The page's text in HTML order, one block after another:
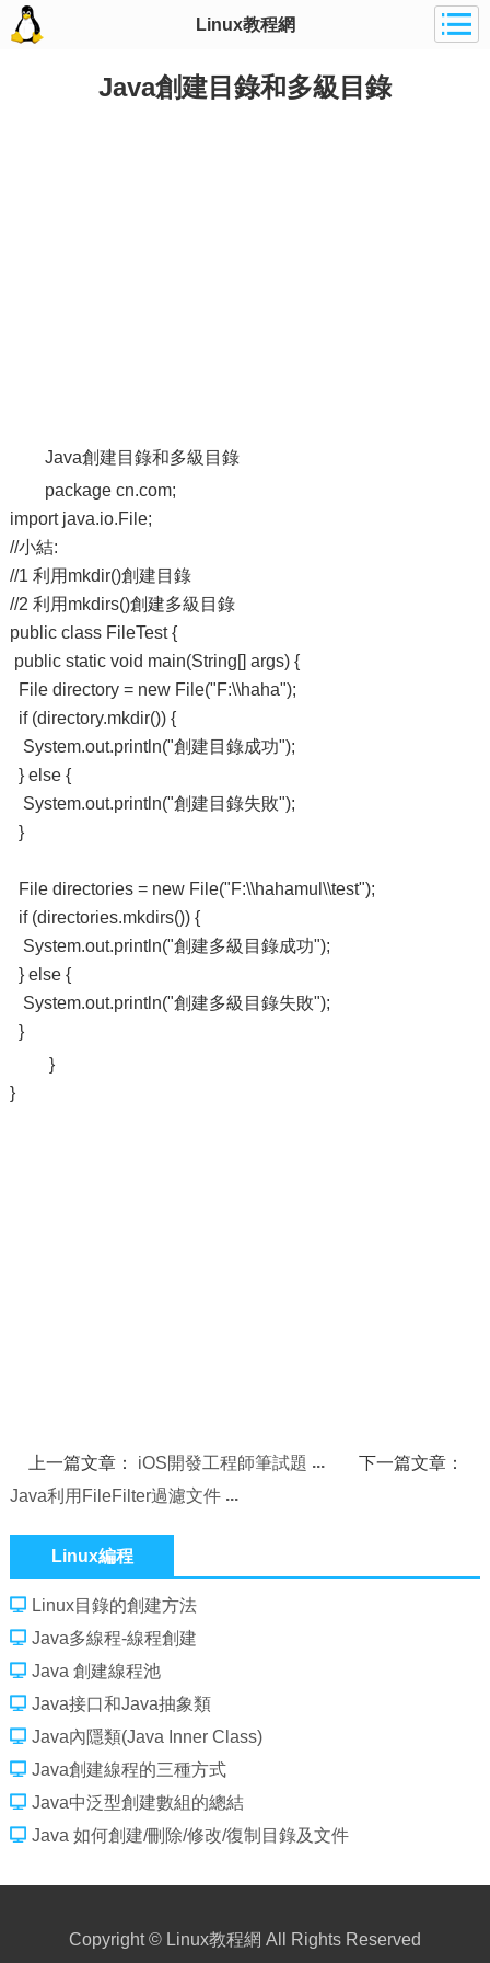
Linux教程網
Java創建目錄和多級目錄
Java創建目錄和多級目錄
package cn.com;
import java.io.File;
//小結:
//1 利用mkdir()創建目錄
//2 利用mkdirs()創建多級目錄
public class FileTest {
public static void main(String[] args) {
File directory = new File("F:\\haha");
if (directory.mkdir()) {
System.out.println("創建目錄成功");
} else {
System.out.println("創建目錄失敗");
}
File directories = new File("F:\\hahamul\\test");
if (directories.mkdirs()) {
System.out.println("創建多級目錄成功");
} else {
System.out.println("創建多級目錄失敗");
}
}
}
上一篇文章： iOS開發工程師筆試題
下一篇文章：
Java利用FileFilter過濾文件
Linux編程
Linux目錄的創建方法
Java多線程-線程創建
Java 創建線程池
Java接口和Java抽象類
Java內隱類(Java Inner Class)
Java創建線程的三種方式
Java中泛型創建數組的總結
Java 如何創建/刪除/修改/復制目錄及文件
Copyright © Linux教程網 All Rights Reserved